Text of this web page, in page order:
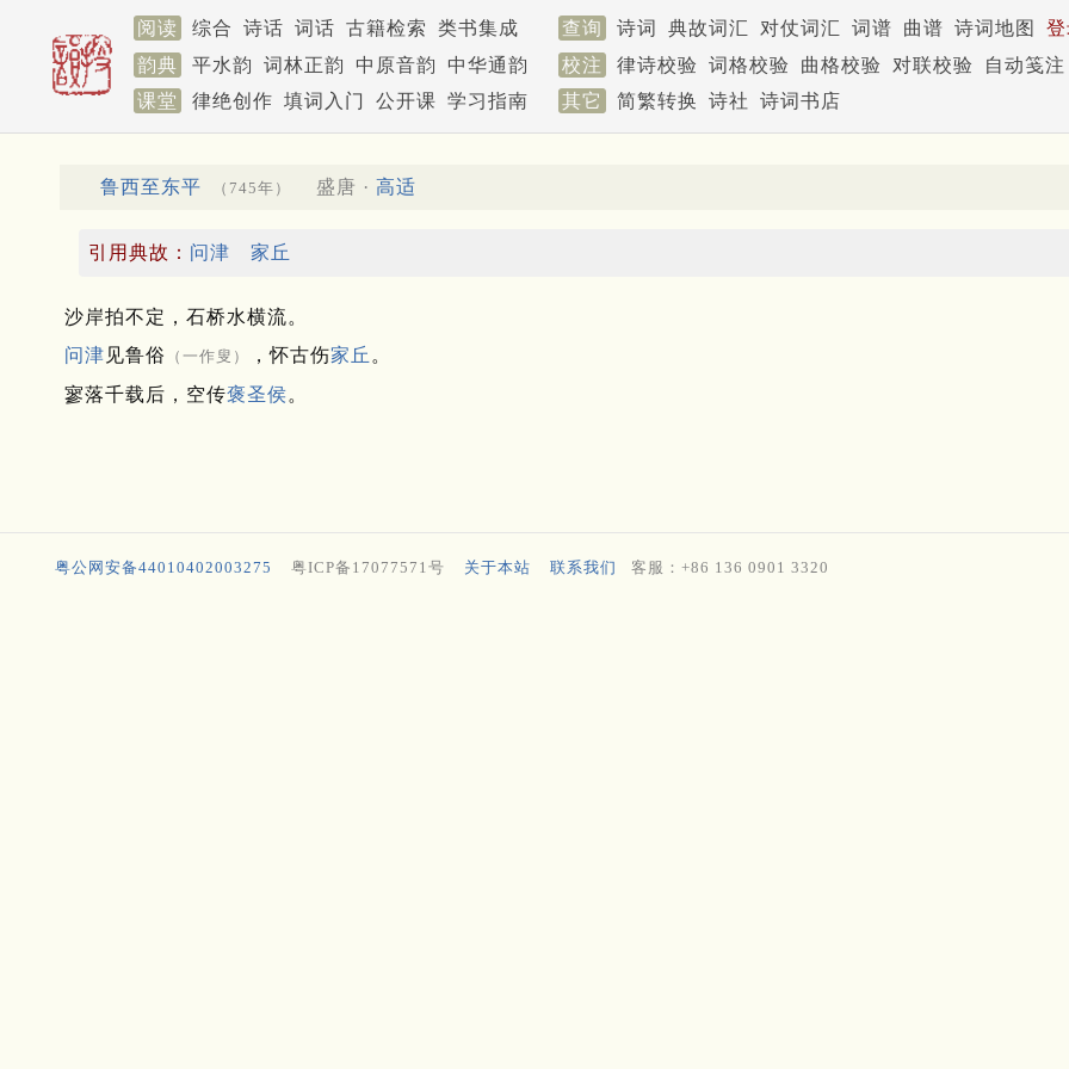
阅读 综合 诗话 词话 古籍检索 类书集成 查询 诗词 典故词汇 对仗词汇 词谱 曲谱 诗词地图
韵典
平水韵 词林正韵 中原音韵 中华通韵 校注 律诗校验 词格校验 曲格校验 对联校验
自动笺注
课堂
律绝创作 填词入门 公开课 学习指南 其它 简繁转换 诗社 诗词书店
鲁西至东平 （745年） 盛唐 · 高适
引用典故： 问津 家丘
沙岸拍不定，石桥水横流。
问津 见鲁俗 （一作叟） ，怀古伤家丘 。
寥落千载后，空传褒圣侯。
粤公网安备44010402003275 粤ICP备17077571号 关于本站 联系我们 客服：+86 136 0901 3320